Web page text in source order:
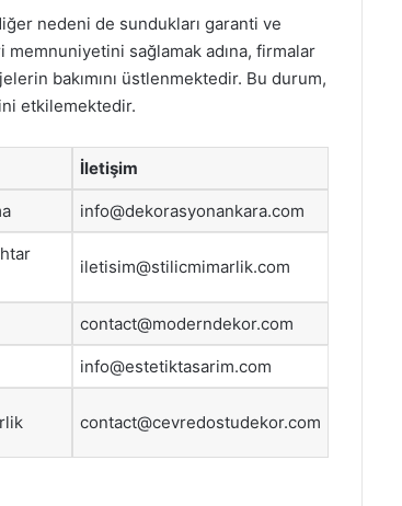
nedeni de sundukları garanti ve
sağlamak adına, firmalar
bakımını üstlenmektedir. Bu durum,
etkilemektedir.
İletişim
info@dekorasyonankara.com
iletisim@stilicmimarlik.com
contact@moderndekor.com
info@estetiktasarim.com
contact@cevredostudekor.com